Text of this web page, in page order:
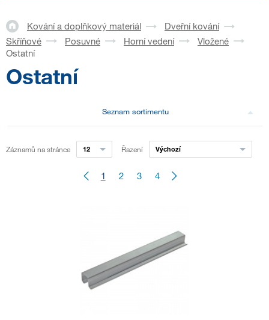
Kování a doplňkový materiál
Dveřní kování
Skříňové
Posuvné Horní vedení
Vložené
Ostatní
Ostatní
Seznam sortimentu
Záznamů na stránce 12 Řazení Výchozí
1 2 3 4